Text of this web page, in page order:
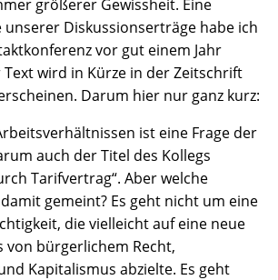
größerer Gewissheit. Eine
unserer Diskussionserträge habe ich
vor gut einem Jahr
wird in Kürze in der Zeitschrift
Darum hier nur ganz kurz:
ist eine Frage der
auch der Titel des Kollegs
Tarifvertrag“. Aber welche
gemeint? Es geht nicht um eine
die vielleicht auf eine neue
von bürgerlichem Recht,
Kapitalismus abzielte. Es geht